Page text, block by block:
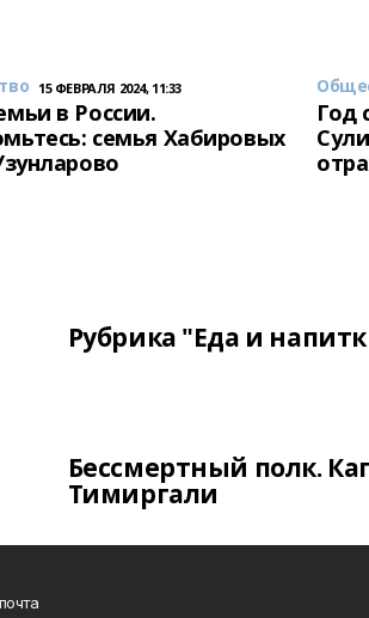
15 ФЕВРАЛЯ 2024, 11:33
в России.
семья Хабировых
Год
Рубрика "Еда и
Бессмертный полк.
Тимиргали